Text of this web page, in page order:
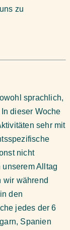
zu
sprachlich,
dieser Woche
sehr mit
nicht
Alltag
wir während
den
jedes der 6
Spanien